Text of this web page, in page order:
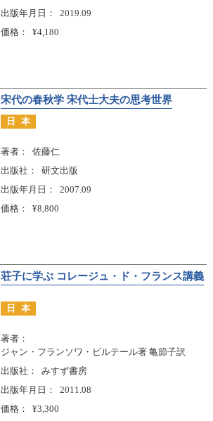
出版年月日
2019.09
価格
¥4,180
宋代の春秋学 宋代士大夫の思考世界
日本
著者
佐藤仁
出版社
研文出版
出版年月日
2007.09
価格
¥8,800
荘子に学ぶ コレージュ・ド・フランス講義
日本
著者
ジャン・フランソワ・ビルテール著 亀節子訳
出版社
みすず書房
出版年月日
2011.08
価格
¥3,300